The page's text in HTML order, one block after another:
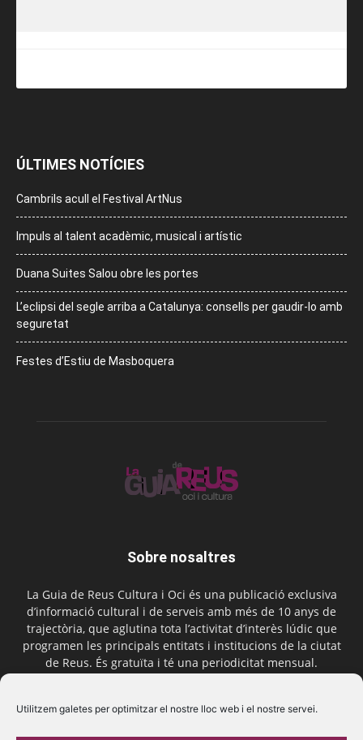
Utilitzem galetes per optimitzar el nostre lloc web i el nostre servei.
ÚLTIMES NOTÍCIES
Cambrils acull el Festival ArtNus
Impuls al talent acadèmic, musical i artístic
Duana Suites Salou obre les portes
L’eclipsi del segle arriba a Catalunya: consells per gaudir-lo amb
seguretat
Festes d’Estiu de Masboquera
Sobre nosaltres
La Guia de Reus Cultura i Oci és una publicació exclusiva
d’informació cultural i de serveis amb més de 10 anys de
trajectòria, que aglutina tota l’activitat d’interès lúdic que
programen les principals entitats i institucions de la ciutat
de Reus. És gratuïta i té una periodicitat mensual.